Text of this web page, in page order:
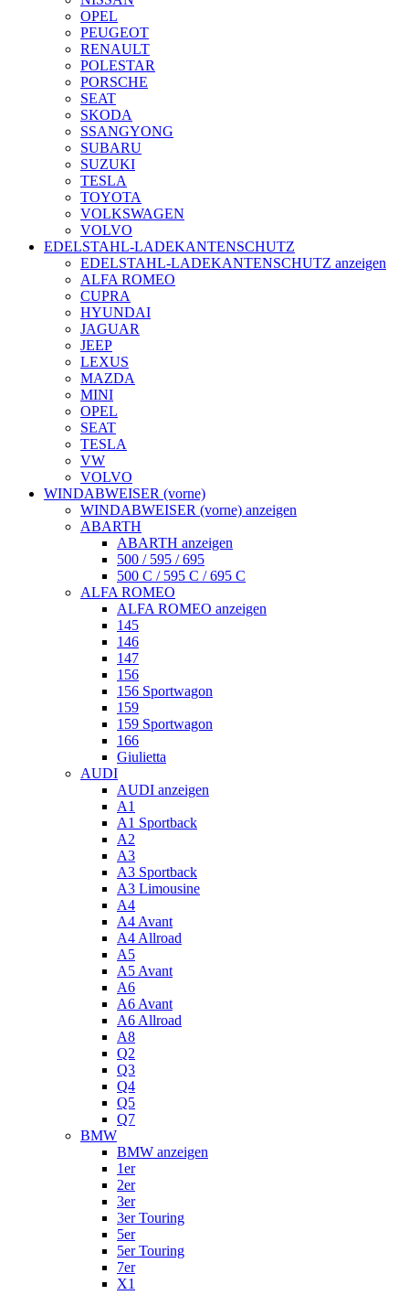
OPEL
PEUGEOT
RENAULT
POLESTAR
PORSCHE
SEAT
SKODA
SSANGYONG
SUBARU
SUZUKI
TESLA
TOYOTA
VOLKSWAGEN
VOLVO
EDELSTAHL-LADEKANTENSCHUTZ
EDELSTAHL-LADEKANTENSCHUTZ anzeigen
ALFA ROMEO
CUPRA
HYUNDAI
JAGUAR
JEEP
LEXUS
MAZDA
MINI
OPEL
SEAT
TESLA
VW
VOLVO
WINDABWEISER (vorne)
WINDABWEISER (vorne) anzeigen
ABARTH
ABARTH anzeigen
500 / 595 / 695
500 C / 595 C / 695 C
ALFA ROMEO
ALFA ROMEO anzeigen
145
146
147
156
156 Sportwagon
159
159 Sportwagon
166
Giulietta
AUDI
AUDI anzeigen
A1
A1 Sportback
A2
A3
A3 Sportback
A3 Limousine
A4
A4 Avant
A4 Allroad
A5
A5 Avant
A6
A6 Avant
A6 Allroad
A8
Q2
Q3
Q4
Q5
Q7
BMW
BMW anzeigen
1er
2er
3er
3er Touring
5er
5er Touring
7er
X1